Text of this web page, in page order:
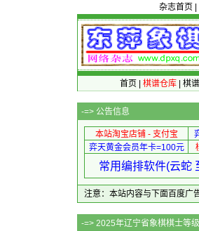
杂志首页
首页 棋谱仓库| 棋
-=> 公告信息
本站淘宝店铺 - 支付宝
弈天黄金会员年卡=100元
常用编排软件(云蛇
注意：本站内容与下面百度广
-=> 2025年辽宁